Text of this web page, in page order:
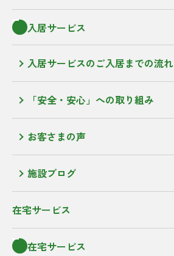
入居サービス
入居サービスのご入居までの流れ
「安全・安心」への取り組み
お客さまの声
施設ブログ
在宅サービス
在宅サービス